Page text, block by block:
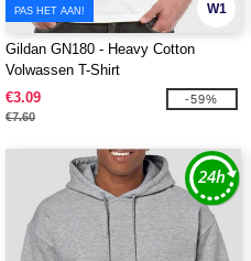
W1
PAS HET AAN!
Gildan GN180 - Heavy Cotton
Volwassen T-Shirt
€3.09
€7.60
-59%